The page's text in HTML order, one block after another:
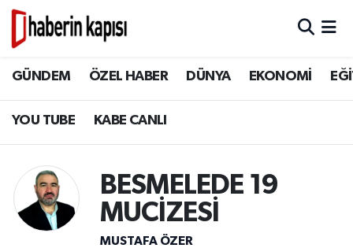
GÜNDEM ÖZEL HABER DÜNYA EKONOMİ
YOU TUBE KABE CANLI
BESMELEDE 19
MUCİZESİ
MUSTAFA ÖZER
DÜNYA
EKONOMİ
GÜNDEM
ÖZEL HABER
EKONOMİ
EĞİTİM
Trafik Durumu
Tüm Manşetler
Son Dakika Haberleri